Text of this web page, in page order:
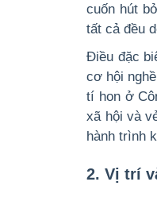
cuốn hút
tất cả đều
Điều đặc
cơ hội
tí hon ở
xã hội và
hành trình
2. Vị trí